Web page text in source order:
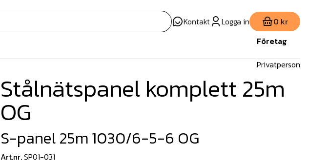
Kontakt Logga in 0 kr
Företag
Privatperson
Stålnätspanel komplett 25m
OG
S-panel 25m 1030/6-5-6 OG
Art.nr.SP01-031